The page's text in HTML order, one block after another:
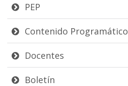
PEP
Contenido Programático
Docentes
Boletín